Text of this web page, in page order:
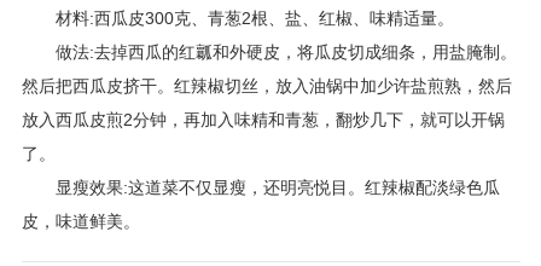
材料:西瓜皮300克、青葱2根、盐、红椒、味精适量。
做法:去掉西瓜的红瓤和外硬皮，将瓜皮切成细条，用盐腌制。
然后把西瓜皮挤干。红辣椒切丝，放入油锅中加少许盐煎熟，然后
放入西瓜皮煎2分钟，再加入味精和青葱，翻炒几下，就可以开锅
了。
显瘦效果:这道菜不仅显瘦，还明亮悦目。红辣椒配淡绿色瓜
皮，味道鲜美。